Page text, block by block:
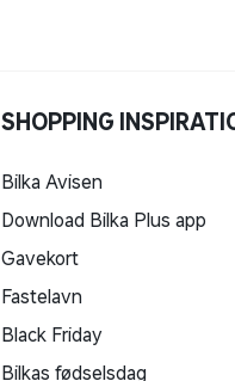
SHOPPING
Bilka Avisen
Download Bilka Plus app
Gavekort
Fastelavn
Black Friday
Bilkas fødselsdag